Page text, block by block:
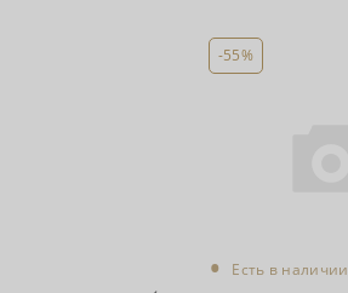
-55%
• Есть в наличии